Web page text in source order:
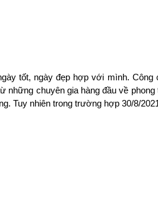
tốt, ngày đẹp hợp với mình.
chuyên gia hàng đầu về phong
Tuy nhiên trong trường hợp 30/8/